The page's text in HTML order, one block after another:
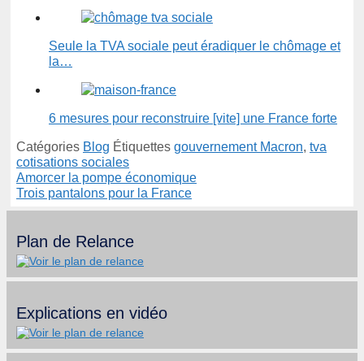
Seule la TVA sociale peut éradiquer le chômage et
la…
6 mesures pour reconstruire [vite] une France forte
Catégories Blog Étiquettes gouvernement Macron, tva
cotisations sociales
Amorcer la pompe économique
Trois pantalons pour la France
Plan de Relance
Explications en vidéo